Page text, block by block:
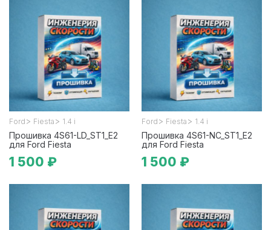
Ford > Fiesta > 1.4 i
Прошивка 4S61-LD_ST1_E2
для Ford Fiesta
1 500 ₽
Ford > Fiesta > 1.4 i
Прошивка 4S61-NC_ST1_E2
для Ford Fiesta
1 500 ₽